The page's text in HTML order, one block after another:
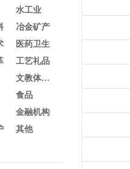
水工业
冶金矿产
医药卫生
工艺礼品
文教体育及办公
食品
金融机构
其他